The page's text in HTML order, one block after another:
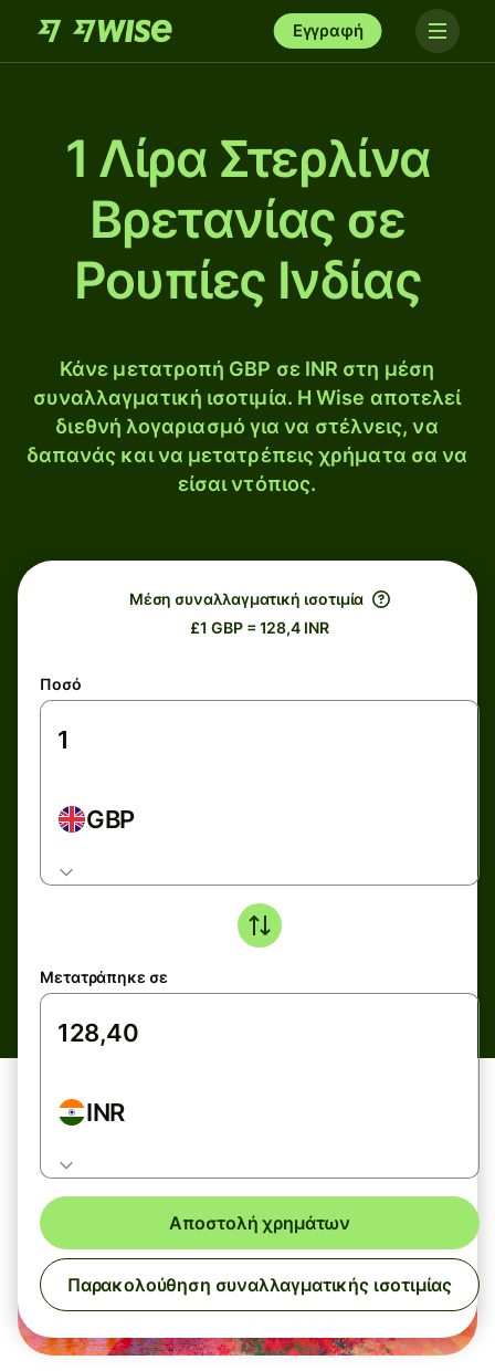
Εγγραφή
1 Λίρα Στερλίνα
Βρετανίας σε
Ρουπίες Ινδίας
Κάνε μετατροπή GBP σε INR στη μέση
συναλλαγματική ισοτιμία. Η Wise αποτελεί
διεθνή λογαριασμό για να στέλνεις, να
δαπανάς και να μετατρέπεις χρήματα σα να
είσαι ντόπιος.
Μέση συναλλαγματική ισοτιμία
£1 GBP = 128,4 INR
Ποσό
GBP
Μετατράπηκε σε
INR
Αποστολή χρημάτων
Παρακολούθηση συναλλαγματικής ισοτιμίας